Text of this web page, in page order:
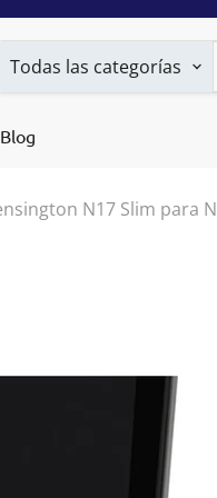
Todas las categorías
Blog
N17 Slim para